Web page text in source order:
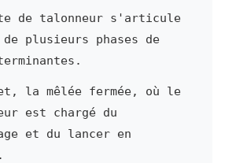
de talonneur s'articule
plusieurs phases de
la mêlée fermée, où le
est chargé du
et du lancer en